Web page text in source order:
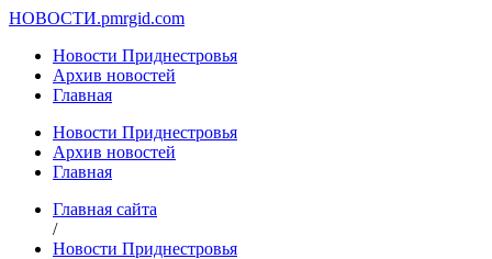
НОВОСТИ.pmrgid.com
Новости Приднестровья
Архив новостей
Главная
Новости Приднестровья
Архив новостей
Главная
Главная сайта
/
Новости Приднестровья